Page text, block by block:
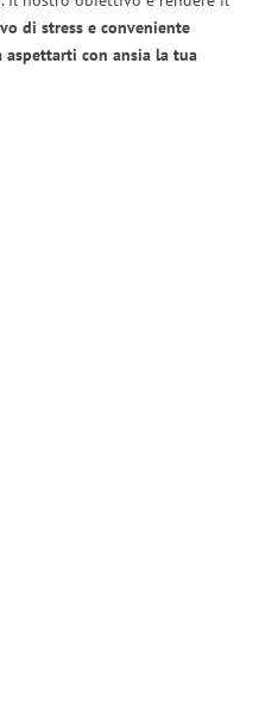
di stress e conveniente
aspettarti con ansia la tua